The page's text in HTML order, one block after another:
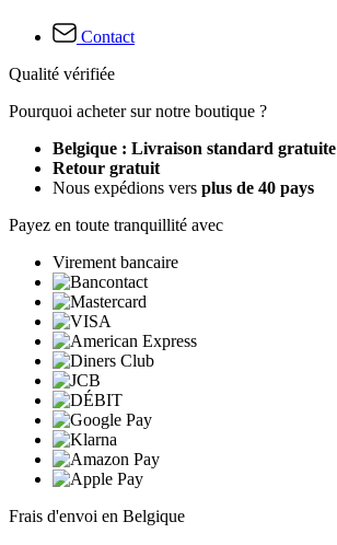
Contact
Qualité vérifiée
Pourquoi acheter sur notre boutique ?
Belgique : Livraison standard gratuite
Retour gratuit
Nous expédions vers plus de 40 pays
Payez en toute tranquillité avec
Virement bancaire
Frais d'envoi en Belgique